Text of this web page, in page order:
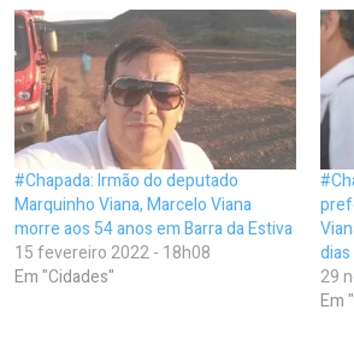
#Chapada: Irmão do deputado
Marquinho Viana, Marcelo Viana
morre aos 54 anos em Barra da Estiva
15 fevereiro 2022 - 18h08
Em "Cidades"
dias
29
Em